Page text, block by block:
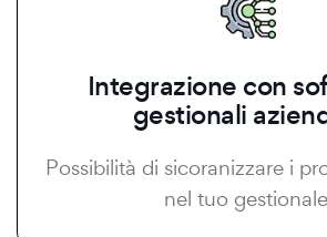
Integrazione con
gestionali
Possibilità di sicoranizzare i
nel tuo